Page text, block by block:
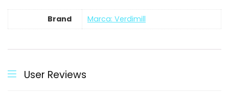
Brand Marca: Verdimill
User Reviews